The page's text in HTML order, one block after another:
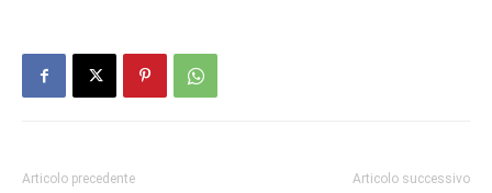
Articolo precedente Articolo successivo